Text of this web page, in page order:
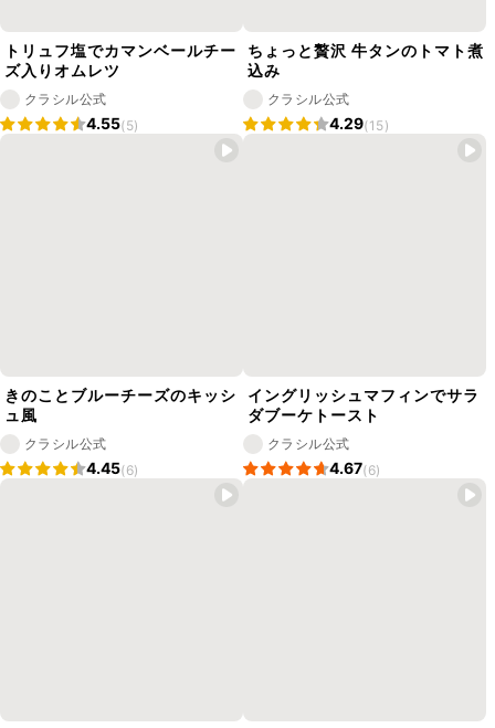
トリュフ塩でカマンベールチー
ズ入りオムレツ
クラシル公式
4.55(5)
ちょっと贅沢 牛タンのトマト煮
込み
クラシル公式
4.29(15)
きのことブルーチーズのキッシ
ュ風
クラシル公式
4.45(6)
イングリッシュマフィンでサラ
ダブーケトースト
クラシル公式
4.67(6)